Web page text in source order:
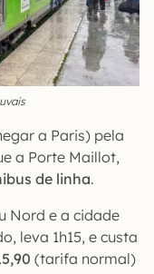
a Paris) pela
a Porte Maillot,
de linha.
Nord e a cidade
leva 1h15, e custa
(tarifa normal)